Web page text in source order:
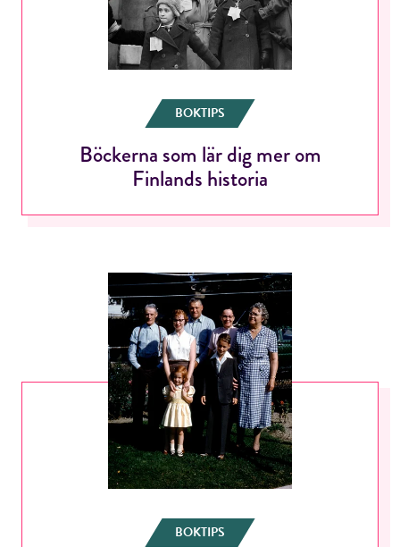
BOKTIPS
Böckerna som lär dig mer om
Finlands historia
BOKTIPS